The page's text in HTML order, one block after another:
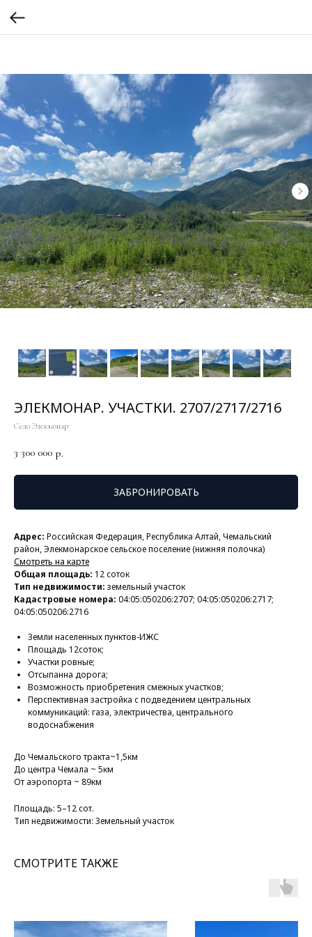
ЭЛЕКМОНАР. УЧАСТКИ. 2707/2717/2716
Село Элекмонар
3 300 000 р.
ЗАБРОНИРОВАТЬ
Адрес: Российская Федерация, Республика Алтай, Чемальский
район, Элекмонарское сельское поселение (нижняя полочка)
Смотреть на карте
Общая площадь: 12 соток
Тип недвижимости: земельный участок
Кадастровые номера: 04:05:050206:2707; 04:05:050206:2717;
04:05:050206:2716
Земли населенных пунктов-ИЖС
Площадь 12соток;
Участки ровные;
Отсыпанна дорога;
Возможность приобретения смежных участков;
Перспективная застройка с подведением центральных
коммуникаций: газа, электричества, центрального
водоснабжения
До Чемальского тракта~1,5км
До центра Чемала ~ 5км
От аэропорта ~ 89км
Площадь: 5–12 сот.
Тип недвижимости: Земельный участок
СМОТРИТЕ ТАКЖЕ